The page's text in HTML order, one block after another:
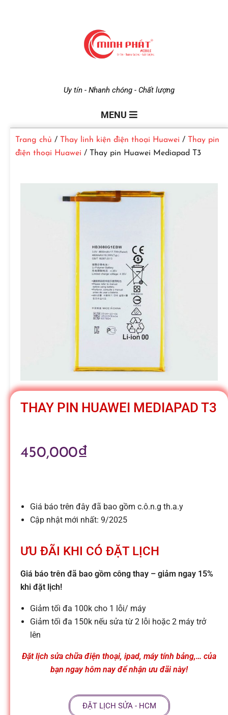
i
n
h
o
b
l
e
-
S
ử
a
c
Uy tín - Nhanh chóng - Chất lượng
MENU
Trang chủ / Thay linh kiện điện thoại Huawei /
Thay pin
điện thoại Huawei / Thay pin Huawei Mediapad T3
THAY PIN HUAWEI MEDIAPAD T3
450,000₫
Giá báo trên đây đã bao gồm c.ô.n.g th.a.y
Cập nhật mới nhất: 9/2025
ƯU ĐÃI KHI CÓ ĐẶT LỊCH
Giá báo trên đã bao gồm công thay – giảm ngay 15%
khi đặt lịch!
Giảm tối đa 100k cho 1 lỗi/ máy
Giảm tối đa 150k nếu sửa từ 2 lỗi hoặc 2 máy trở
lên
Đặt lịch sửa chữa điện thoại, ipad, máy tính bảng,… của
bạn ngay hôm nay để nhận ưu đãi này!
ĐẶT LỊCH SỬA - HCM